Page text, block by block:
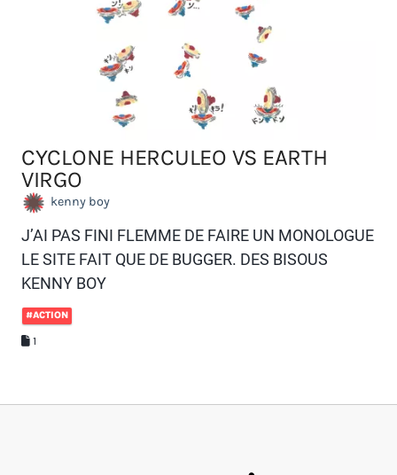
CYCLONE HERCULEO VS EARTH
VIRGO
kenny boy
J’AI PAS FINI FLEMME DE FAIRE UN MONOLOGUE
LE SITE FAIT QUE DE BUGGER. DES BISOUS
KENNY BOY
#ACTION
1